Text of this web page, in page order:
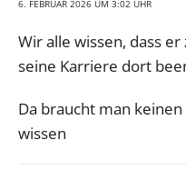
6. FEBRUAR 2026 UM 3:02 UHR
Wir alle wissen, dass
seine Karriere dort
Da braucht man
wissen